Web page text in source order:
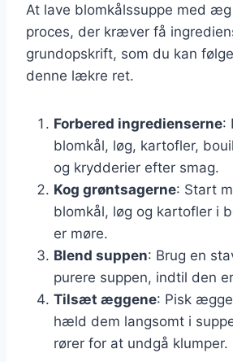
At lave blomkålssuppe med
proces, der kræver få
grundopskrift, som du kan
denne lækre ret.
Forbered ingredienserne:
blomkål, løg, kartofler,
og krydderier efter smag.
Kog grøntsagerne: Start
blomkål, løg og kartofler i
er møre.
Blend suppen: Brug en
purere suppen, indtil den
Tilsæt æggene: Pisk
hæld dem langsomt i
rører for at undgå klumper.